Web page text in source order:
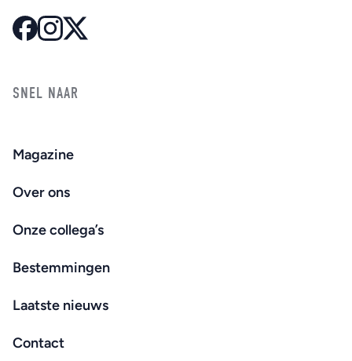
SNEL NAAR
Magazine
Over ons
Onze collega’s
Bestemmingen
Laatste nieuws
Contact